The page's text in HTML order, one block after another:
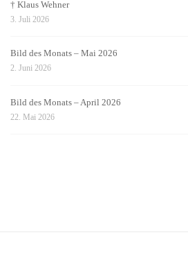
† Klaus Wehner
3. Juli 2026
Bild des Monats – Mai 2026
2. Juni 2026
Bild des Monats – April 2026
22. Mai 2026